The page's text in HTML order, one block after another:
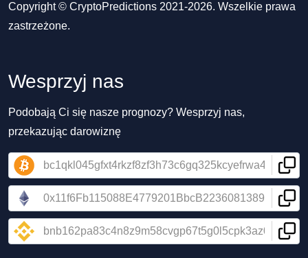
Copyright © CryptoPredictions 2021-2026. Wszelkie prawa
zastrzeżone.
Wesprzyj nas
Podobają Ci się nasze prognozy? Wesprzyj nas,
przekazując darowiznę